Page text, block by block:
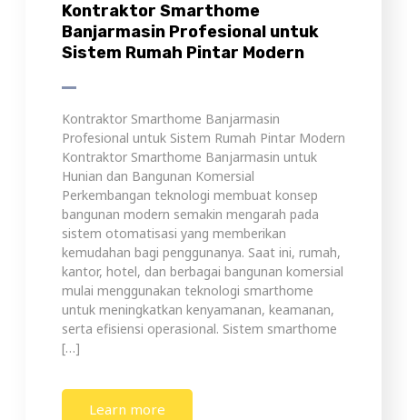
Kontraktor Smarthome
Banjarmasin Profesional untuk
Sistem Rumah Pintar Modern
Kontraktor Smarthome Banjarmasin
Profesional untuk Sistem Rumah Pintar Modern
Kontraktor Smarthome Banjarmasin untuk
Hunian dan Bangunan Komersial
Perkembangan teknologi membuat konsep
bangunan modern semakin mengarah pada
sistem otomatisasi yang memberikan
kemudahan bagi penggunanya. Saat ini, rumah,
kantor, hotel, dan berbagai bangunan komersial
mulai menggunakan teknologi smarthome
untuk meningkatkan kenyamanan, keamanan,
serta efisiensi operasional. Sistem smarthome
[…]
Learn more